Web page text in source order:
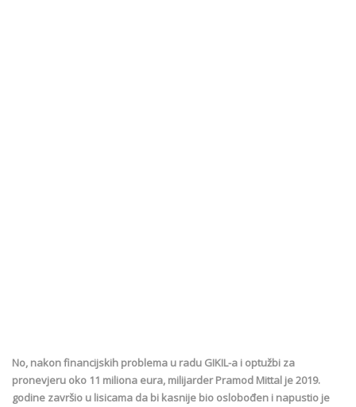
No, nakon financijskih problema u radu GIKIL-a i optužbi za
pronevjeru oko 11 miliona eura, milijarder Pramod Mittal je 2019.
godine završio u lisicama da bi kasnije bio oslobođen i napustio je